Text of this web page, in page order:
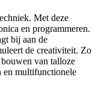
Met deze
en programmeren.
bij aan de
de creativiteit. Zo
van talloze
en multifunctionele